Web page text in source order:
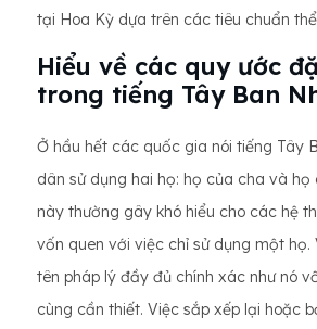
tại Hoa Kỳ dựa trên các tiêu chuẩn
Hiểu về các quy ước
trong tiếng Tây Ban
Ở hầu hết các quốc gia nói tiếng Tây
dân sử dụng hai họ: họ của cha và họ
này thường gây khó hiểu cho các hệ
vốn quen với việc chỉ sử dụng một họ.
tên pháp lý đầy đủ chính xác như nó
cùng cần thiết. Việc sắp xếp lại hoặc